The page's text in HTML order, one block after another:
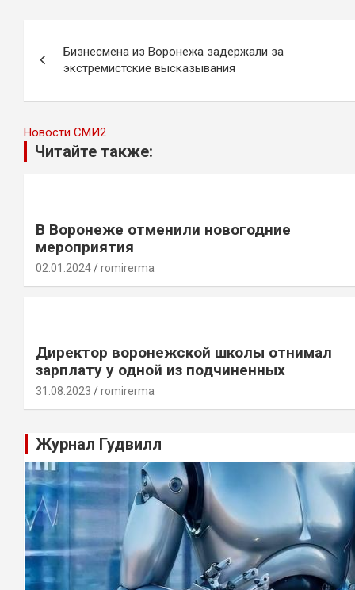
по
записям
Бизнесмена из Воронежа задержали за
экстремистские высказывания
Новости СМИ2
Читайте также:
В Воронеже отменили новогодние
мероприятия
02.01.2024 romirerma
Директор воронежской школы отнимал
зарплату у одной из подчиненных
31.08.2023 romirerma
Журнал Гудвилл